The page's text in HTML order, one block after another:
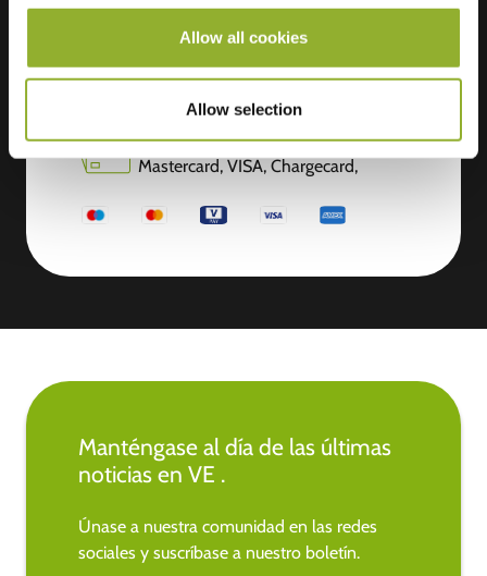
Allow all cookies
Allow selection
Información adicional
Aceptamos: American Express,
Mastercard, VISA, Chargecard,
Manténgase al día de las últimas
noticias en VE .
Únase a nuestra comunidad en las redes
sociales y suscríbase a nuestro boletín.